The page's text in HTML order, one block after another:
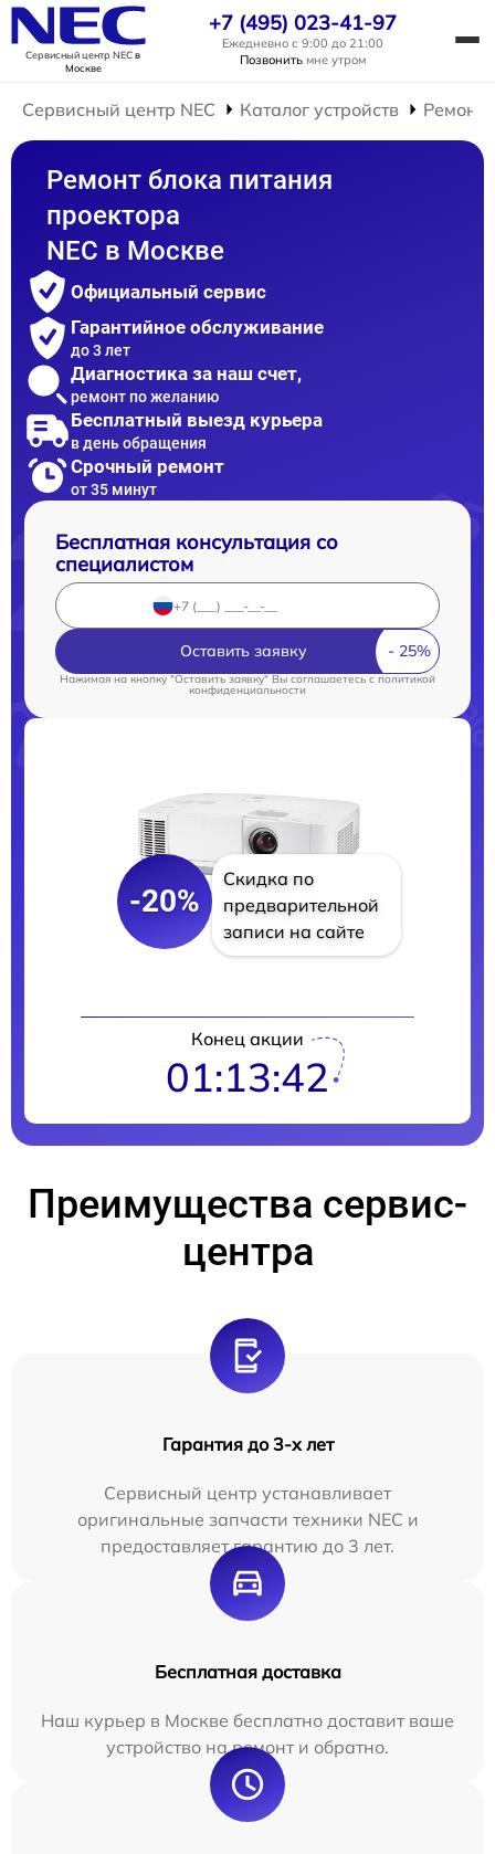
Сервисный центр NECв
Москве
+7 (495) 023-41-97
Ежедневно с 9:00 до 21:00
Позвонить мне утром
Сервисный центр NEC Каталог устройств Ремонт
Ремонт блока питания
проектора
NEC в Москве
Официальный сервис
Гарантийное обслуживание
до 3 лет
Диагностика за наш счет,
ремонт по желанию
Бесплатный выезд курьера
в день обращения
Срочный ремонт
от 35 минут
Бесплатная консультация со
специалистом
Оставить заявку
Нажимая на кнопку "Оставить заявку" Вы соглашаетесь cполитикой
конфиденциальности
-20%
Скидка по
предварительной
записи на сайте
Конец акции
01:13:41
Преимущества сервис-
центра
Гарантия до 3-х лет
Сервисный центр устанавливает
оригинальные запчасти техники NEC и
предоставляет гарантию до 3 лет.
Бесплатная доставка
Наш курьер в Москве бесплатно доставит ваше
устройство на ремонт и обратно.